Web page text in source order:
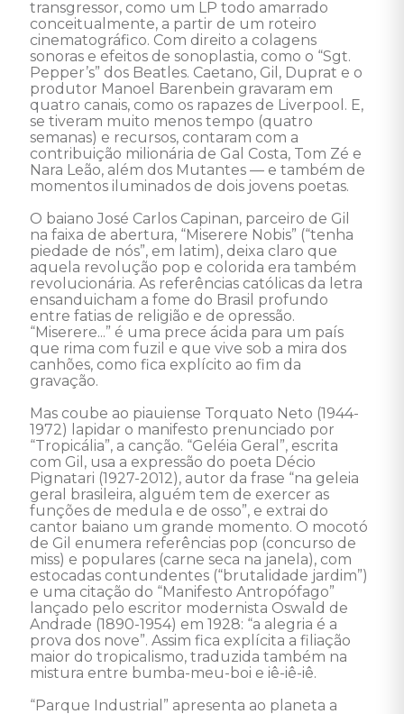
transgressor, como um LP todo amarrado
conceitualmente, a partir de um roteiro
cinematográfico. Com direito a colagens
sonoras e efeitos de sonoplastia, como o “Sgt.
Pepper’s” dos Beatles. Caetano, Gil, Duprat e o
produtor Manoel Barenbein gravaram em
quatro canais, como os rapazes de Liverpool. E,
se tiveram muito menos tempo (quatro
semanas) e recursos, contaram com a
contribuição milionária de Gal Costa, Tom Zé e
Nara Leão, além dos Mutantes — e também de
momentos iluminados de dois jovens poetas.
O baiano José Carlos Capinan, parceiro de Gil
na faixa de abertura, “Miserere Nobis” (“tenha
piedade de nós”, em latim), deixa claro que
aquela revolução pop e colorida era também
revolucionária. As referências católicas da letra
ensanduicham a fome do Brasil profundo
entre fatias de religião e de opressão.
“Miserere...” é uma prece ácida para um país
que rima com fuzil e que vive sob a mira dos
canhões, como fica explícito ao fim da
gravação.
Mas coube ao piauiense Torquato Neto (1944-
1972) lapidar o manifesto prenunciado por
“Tropicália”, a canção. “Geléia Geral”, escrita
com Gil, usa a expressão do poeta Décio
Pignatari (1927-2012), autor da frase “na geleia
geral brasileira, alguém tem de exercer as
funções de medula e de osso”, e extrai do
cantor baiano um grande momento. O mocotó
de Gil enumera referências pop (concurso de
miss) e populares (carne seca na janela), com
estocadas contundentes (“brutalidade jardim”)
e uma citação do “Manifesto Antropófago”
lançado pelo escritor modernista Oswald de
Andrade (1890-1954) em 1928: “a alegria é a
prova dos nove”. Assim fica explícita a filiação
maior do tropicalismo, traduzida também na
mistura entre bumba-meu-boi e iê-iê-iê.
“Parque Industrial” apresenta ao planeta a